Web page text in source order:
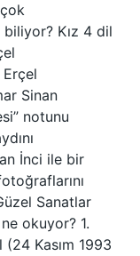
Kız 4 dil
Sinan
notunu
İnci ile bir
Sanatlar
okuyor? 1.
Kasım 1993